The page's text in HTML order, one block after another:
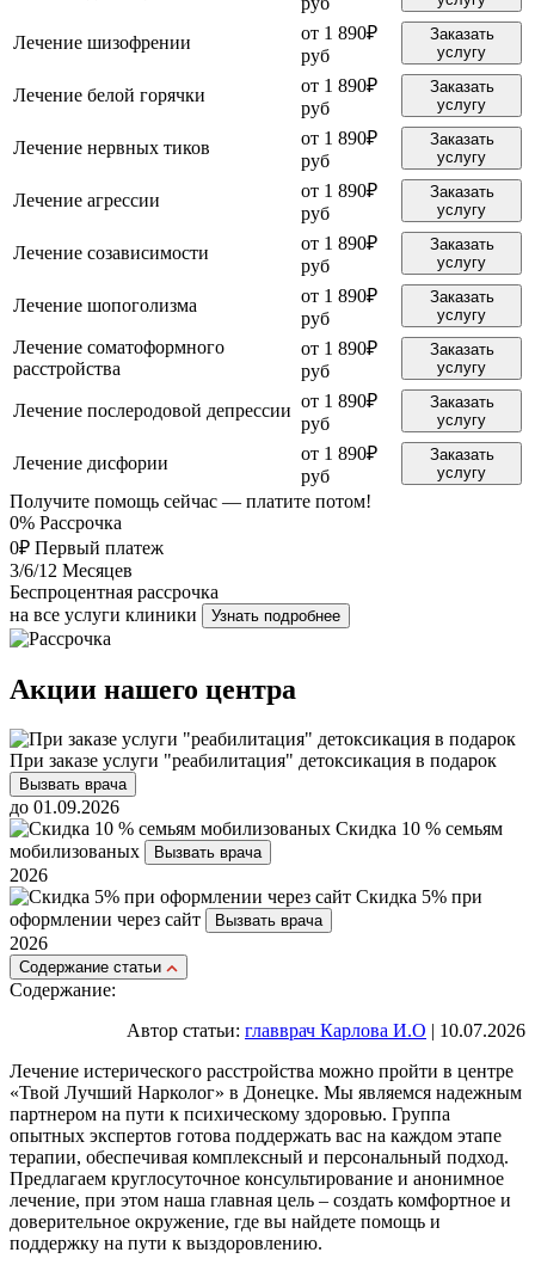
Лечение шизофрении
от 1 890₽
руб
Заказать
услугу
Лечение белой горячки
от 1 890₽
руб
Заказать
услугу
Лечение нервных тиков
от 1 890₽
руб
Заказать
услугу
Лечение агрессии
от 1 890₽
руб
Заказать
услугу
Лечение созависимости
от 1 890₽
руб
Заказать
услугу
Лечение шопоголизма
от 1 890₽
руб
Заказать
услугу
Лечение соматоформного
расстройства
от 1 890₽
руб
Заказать
услугу
Лечение послеродовой депрессии от 1 890₽
руб
Заказать
услугу
Лечение дисфории
от 1 890₽
руб
Заказать
услугу
Получите помощь сейчас — платите потом!
0% Рассрочка
0₽ Первый платеж
3/6/12 Месяцев
Беспроцентная рассрочка
на все услуги клиники
Узнать подробнее
Акции нашего центра
При заказе услуги "реабилитация" детоксикация в подарок
Вызвать врача
до 01.09.2026
Скидка 10 % семьям
мобилизованых
Вызвать врача
2026
Скидка 5% при
оформлении через сайт
Вызвать врача
2026
Cодержание статьи
Содержание:
Автор статьи: главврач Карлова И.О | 10.07.2026
Лечение истерического расстройства можно пройти в центре
«Твой Лучший Нарколог» в Донецке. Мы являемся надежным
партнером на пути к психическому здоровью. Группа
опытных экспертов готова поддержать вас на каждом этапе
терапии, обеспечивая комплексный и персональный подход.
Предлагаем круглосуточное консультирование и анонимное
лечение, при этом наша главная цель – создать комфортное и
доверительное окружение, где вы найдете помощь и
поддержку на пути к выздоровлению.